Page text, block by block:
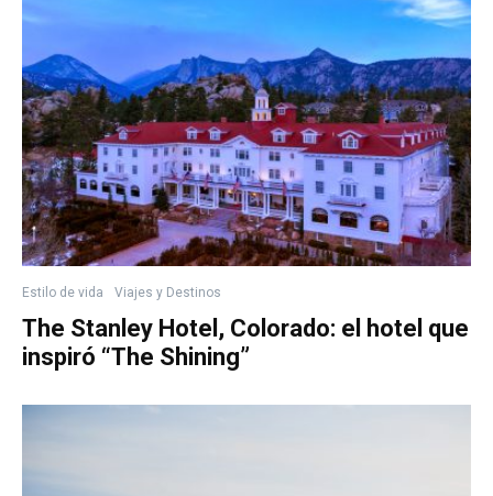
Estilo de vida Viajes y Destinos
The Stanley Hotel, Colorado: el hotel que
inspiró “The Shining”